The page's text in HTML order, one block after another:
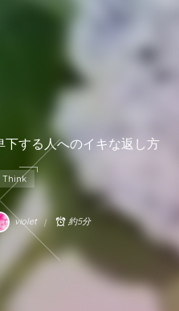
下する人へのイキな返し方
Think
violet 約5分